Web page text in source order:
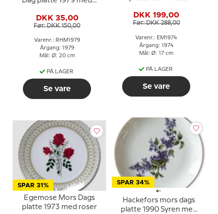
DKK 35,00
Før: DKK 150,00
Varenr.: RHM1979
Årgang: 1979
Mål: Ø: 20 cm
PÅ LAGER
Se vare
DKK 199,00
Før: DKK 288,00
Varenr.: EM1974
Årgang: 1974
Mål: Ø: 17 cm
PÅ LAGER
Se vare
SPAR 31%
Egemose Mors Dags
platte 1973 med roser
SPAR 34%
Hackefors mors dags
platte 1990 Syren med